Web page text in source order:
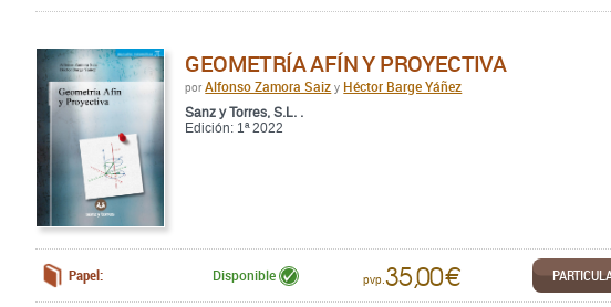
GEOMETRÍA AFÍN Y PROYECTIVA
porAlfonso Zamora Saiz y Héctor Barge Yáñez
Sanz y Torres, S.L. .
Edición: 1ª 2022
Papel: Disponible pvp.35,00 €